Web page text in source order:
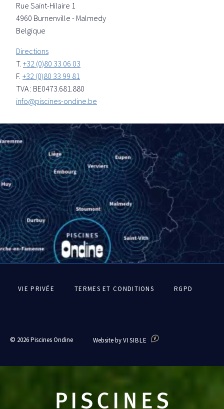
Rue Saint-Hilaire 1
4960 Burnenville - Malmedy
Belgique
Directions
T. +32 (0)80 33 06 03
F. +32 (0)80 33 99 81
TVA : BE0473.681.880
info@piscines-ondine.be
PiedVIE PRIVÉE TERMES ET CONDITIONS RGPD
© 2026 Piscines Ondine Website byVISIBLE